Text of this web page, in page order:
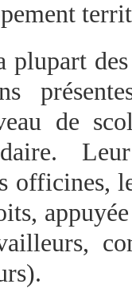
de
officines,